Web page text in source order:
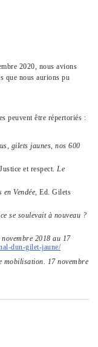
2020, nous avions
que nous aurions pu
peuvent être répertoriés :
gilets jaunes, nos 600
et respect. Le
en Vendée, Ed. Gilets
se soulevait à nouveau ?
2018 au 17
dun-gilet-jaune/
mobilisation. 17 novembre